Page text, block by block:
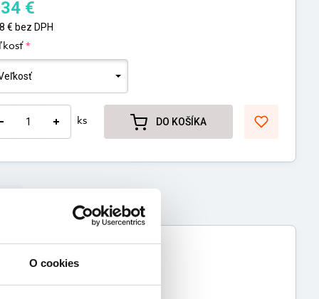
O cookies
€
€ bez DPH
*
ks DO KOŠÍKA